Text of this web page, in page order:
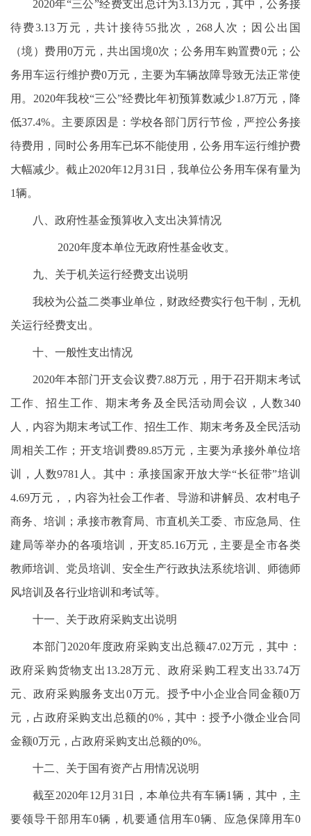
2020年“三公”经费支出总计为3.13万元，其中，公务接
待费3.13万元，共计接待55批次，268人次；因公出国
（境）费用0万元，共出国境0次；公务用车购置费0元；公
务用车运行维护费0万元，主要为车辆故障导致无法正常使
用。2020年我校“三公”经费比年初预算数减少1.87万元，降
低37.4%。主要原因是：学校各部门厉行节俭，严控公务接
待费用，同时公务用车已坏不能使用，公务用车运行维护费
大幅减少。截止2020年12月31日，我单位公务用车保有量为
1辆。
八、政府性基金预算收入支出决算情况
2020年度本单位无政府性基金收支。
九、关于机关运行经费支出说明
我校为公益二类事业单位，财政经费实行包干制，无机
关运行经费支出。
十、一般性支出情况
2020年本部门开支会议费7.88万元，用于召开期末考试
工作、招生工作、期末考务及全民活动周会议，人数340
人，内容为期末考试工作、招生工作、期末考务及全民活动
周相关工作；开支培训费89.85万元，主要为承接外单位培
训，人数9781人。其中：承接国家开放大学“长征带”培训
4.69万元，，内容为社会工作者、导游和讲解员、农村电子
商务、培训；承接市教育局、市直机关工委、市应急局、住
建局等举办的各项培训，开支85.16万元，主要是全市各类
教师培训、党员培训、安全生产行政执法系统培训、师德师
风培训及各行业培训和考试等。
十一、关于政府采购支出说明
本部门2020年度政府采购支出总额47.02万元，其中：
政府采购货物支出13.28万元、政府采购工程支出33.74万
元、政府采购服务支出0万元。授予中小企业合同金额0万
元，占政府采购支出总额的0%，其中：授予小微企业合同
金额0万元，占政府采购支出总额的0%。
十二、关于国有资产占用情况说明
截至2020年12月31日，本单位共有车辆1辆，其中，主
要领导干部用车0辆，机要通信用车0辆、应急保障用车0